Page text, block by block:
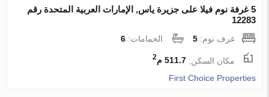
5 غرفة نوم فيلا على جزيرة ياس, الإمارات العربية المتحدة رقم
12283
غرف نوم:5 الحمامات:6
مكان السكن:511.7 م 2
First Choice Properties